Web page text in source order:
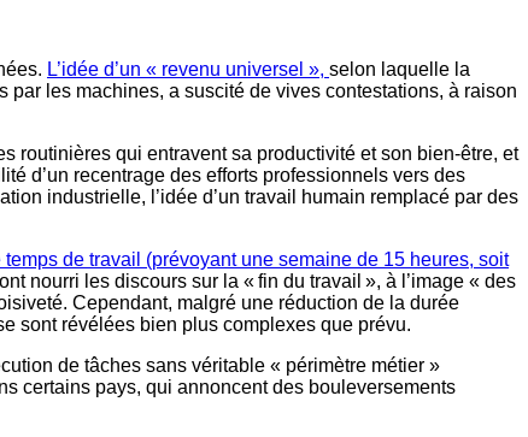
L’idée d’un « revenu universel », selon laquelle la
les machines, a suscité de vives contestations, à raison
routinières qui entravent sa productivité et son bien-être, et
d’un recentrage des efforts professionnels vers des
industrielle, l’idée d’un travail humain remplacé par des
de travail (prévoyant une semaine de 15 heures, soit
nourri les discours sur la « fin du travail », à l’image « des
Cependant, malgré une réduction de la durée
sont révélées bien plus complexes que prévu.
de tâches sans véritable « périmètre métier »
certains pays, qui annoncent des bouleversements